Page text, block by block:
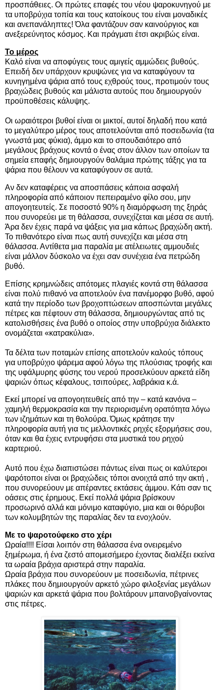
προσπάθειες. Οι πρώτες επαφές του νέου ψαροκυνηγού με
τα υποβρύχια τοπία και τους κατοίκους του είναι μοναδικές
και ανεπανάληπτες! Όλα φαντάζουν σαν καινούργιος και
ανεξερεύνητος κόσμος. Και πράγματι έτσι ακριβώς είναι.
Το μέρος
Καλό είναι να αποφύγεις τους αμιγείς αμμώδεις βυθούς.
Επειδή δεν υπάρχουν κρυψώνες για να καταφύγουν τα
κυνηγημένα ψάρια από τους εχθρούς τους, προτιμούν τους
βραχώδεις βυθούς και μάλιστα αυτούς που δημιουργούν
προϋποθέσεις κάλυψης.
Οι ωραιότεροι βυθοί είναι οι μικτοί, αυτοί δηλαδή που κατά
το μεγαλύτερο μέρος τους αποτελούνται από ποσειδωνία (τα
γνωστά μας φύκια), άμμο και το σπουδαιότερο από
μεγάλους βράχους κοντά ο ένας στον άλλον των οποίων τα
σημεία επαφής δημιουργούν θαλάμια πρώτης τάξης για τα
ψάρια που θέλουν να καταφύγουν σε αυτά.
Αν δεν καταφέρεις να αποσπάσεις κάποια ασφαλή
πληροφορία από κάποιον πεπειραμένο φίλο σου, μην
απογοητευτείς. Σε ποσοστό 90% η διαμόρφωση της ξηράς
που συνορεύει με τη θάλασσα, συνεχίζεται και μέσα σε αυτή.
Άρα δεν έχεις παρά να ψάξεις για μια κάπως βραχώδη ακτή.
Το πιθανότερο είναι πως αυτή συνεχίζει και μέσα στη
θάλασσα. Αντίθετα μια παραλία με ατέλειωτες αμμουδιές
είναι μάλλον δύσκολο να έχει σαν συνέχεια ένα πετρώδη
βυθό.
Επίσης κρημνώδεις απότομες πλαγιές κοντά στη θάλασσα
είναι πολύ πιθανό να αποτελούν ένα πανέμορφο βυθό, αφού
κατά την περίοδο των βροχοπτώσεων αποσπώνται μεγάλες
πέτρες και πέφτουν στη θάλασσα, δημιουργώντας από τις
κατολισθήσεις ένα βυθό ο οποίος στην υποβρύχια διάλεκτο
ονομάζεται «κατρακύλια».
Τα δέλτα των ποταμών επίσης αποτελούν καλούς τόπους
για υποβρύχιο ψάρεμα αφού λόγω της πλούσιας τροφής και
της υφάλμυρης φύσης του νερού προσελκύουν αρκετά είδη
ψαριών όπως κέφαλους, τσιπούρες, λαβράκια κ.ά.
Εκεί μπορεί να απογοητευθείς από την – κατά κανόνα –
χαμηλή θερμοκρασία και την περιορισμένη ορατότητα λόγω
των ιζημάτων και τη θολούρα. Όμως κράτησε την
πληροφορία αυτή για τις μελλοντικές ρηχές εξορμήσεις σου,
όταν και θα έχεις εντρυφήσει στα μυστικά του ρηχού
καρτεριού.
Αυτό που έχω διαπιστώσει πάντως είναι πως οι καλύτεροι
ψαρότοποι είναι οι βραχώδεις τόποι ανοιχτά από την ακτή ,
που συνορεύουν με απέραντες εκτάσεις άμμου. Κάτι σαν τις
οάσεις στις έρημους. Εκεί πολλά ψάρια βρίσκουν
προσωρινό αλλά και μόνιμο καταφύγιο, μια και οι θόρυβοι
των κολυμβητών της παραλίας δεν τα ενοχλούν.
Με το ψαροτούφεκο στο χέρι
Ωραία!!!! Είσαι λοιπόν στη θάλασσα ένα ονειρεμένο
ξημέρωμα, ή ένα ζεστό απομεσήμερο έχοντας διαλέξει εκείνα
τα ωραία βράχια αριστερά στην παραλία.
Ωραία βράχια που συνορεύουν με ποσειδωνία, πέτρινες
πλάκες που δημιουργούν αρκετό χώρο φιλοξενίας μεγάλων
ψαριών και αρκετά ψάρια που βολτάρουν μπαινοβγαίνοντας
στις πέτρες.